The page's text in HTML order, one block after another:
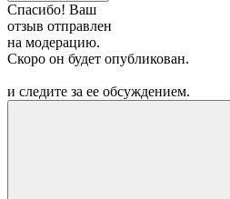
Спасибо! Ваш
отзыв отправлен
на модерацию.
Скоро он будет опубликован.
и следите за ее обсуждением.